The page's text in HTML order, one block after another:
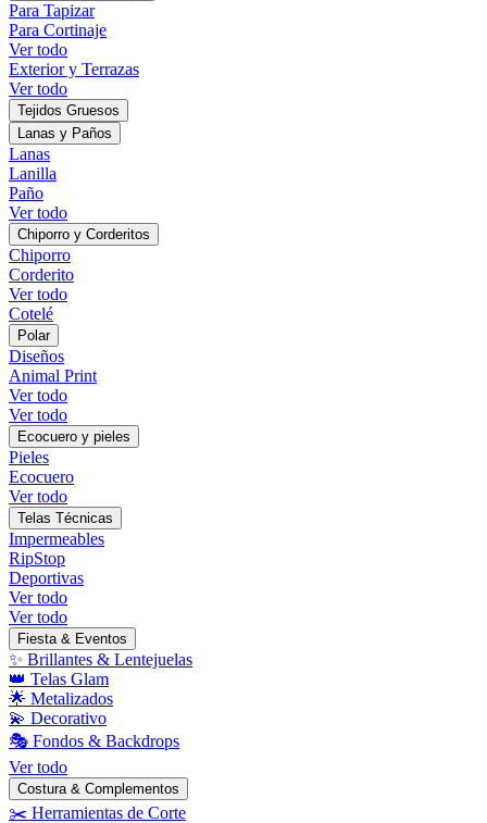
Para Tapizar
Para Cortinaje
Ver todo
Exterior y Terrazas
Ver todo
Tejidos Gruesos
Lanas y Paños
Lanas
Lanilla
Paño
Ver todo
Chiporro y Corderitos
Chiporro
Corderito
Ver todo
Cotelé
Polar
Diseños
Animal Print
Ver todo
Ver todo
Ecocuero y pieles
Pieles
Ecocuero
Ver todo
Telas Técnicas
Impermeables
RipStop
Deportivas
Ver todo
Ver todo
Fiesta & Eventos
✨ Brillantes & Lentejuelas
👑 Telas Glam
🌟 Metalizados
💫 Decorativo
🎭 Fondos & Backdrops
Ver todo
Costura & Complementos
✂️ Herramientas de Corte